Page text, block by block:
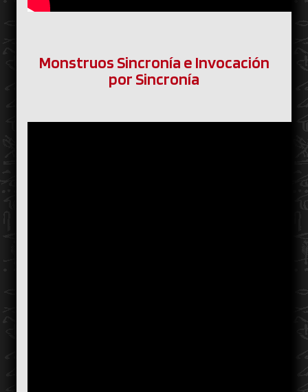
Monstruos Sincronía e Invocación
por Sincronía